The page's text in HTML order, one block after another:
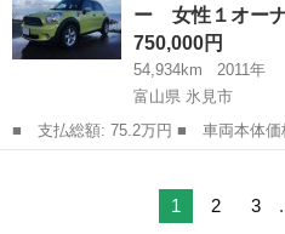
ナビ ＬＥ...
ー 女性１オー
750,000円
54,934km
2011年
富山県 氷見市
■ 支払総額: 75.2万円 ■ 車両本体価格： 750,000 円 ■ メーカー
名： ＭＩＮＩ ■ 車種名： ＭＩＮ
1 2 3